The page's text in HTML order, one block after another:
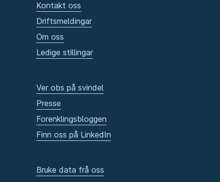
Kontakt oss
Driftsmeldingar
Om oss
Ledige stillingar
Ver obs på svindel
Presse
Forenklingsbloggen
Finn oss på LinkedIn
Bruke data frå oss